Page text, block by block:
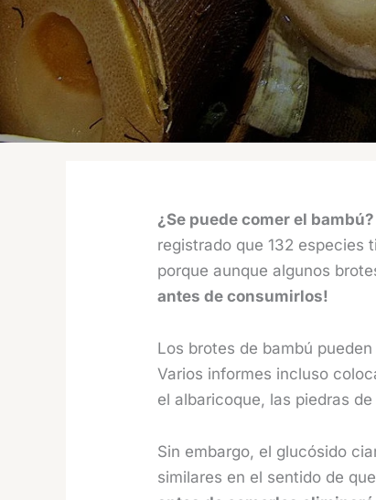
¿Se puede comer el bambú?
registrado que 132 especies
porque aunque algunos
antes de consumirlos!
Los brotes de bambú
Varios informes incluso
el albaricoque, las piedras
Sin embargo, el glucósido
similares en el sentido de